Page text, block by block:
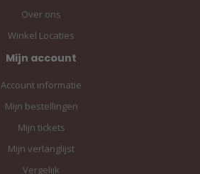
Over ons
Winkel Locaties
Mijn account
Account informatie
Mijn bestellingen
Mijn tickets
Mijn verlanglijst
Vergelijk